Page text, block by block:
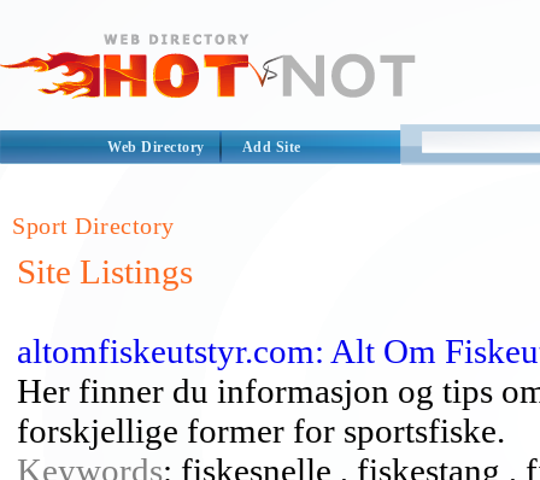
Web Directory Add Site
Sport Directory
Site Listings
altomfiskeutstyr.com: Alt Om
Her finner du informasjon og tips
forskjellige former for sportsfiske.
Keywords: fiskesnelle , fiskestang ,